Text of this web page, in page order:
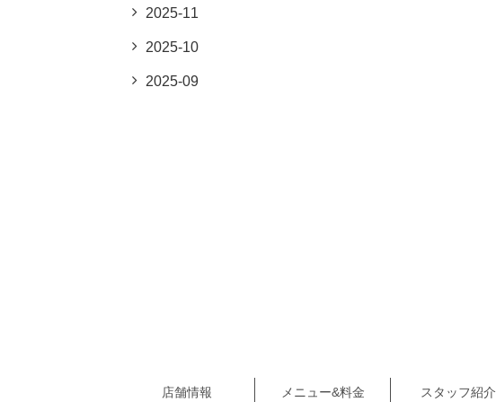
2025-11
2025-10
2025-09
店舗情報 メニュー&料金 スタッフ紹介